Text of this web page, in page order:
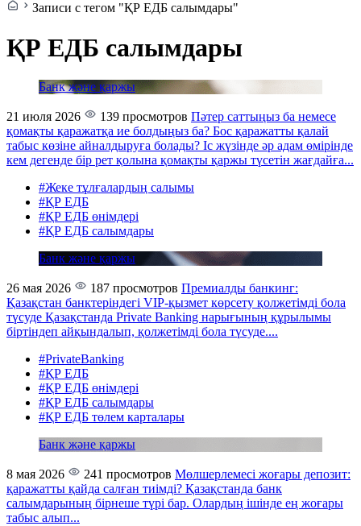
Записи с тегом "ҚР ЕДБ салымдары"
ҚР ЕДБ салымдары
Банк және қаржы
21 июля 2026 139 просмотров Пәтер саттыңыз ба немесе
қомақты қаражатқа ие болдыңыз ба? Бос қаражатты қалай
табыс көзіне айналдыруға болады? Іс жүзінде әр адам өмірінде
кем дегенде бір рет қолына қомақты қаржы түсетін жағдайға...
#Жеке тұлғалардың салымы
#ҚР ЕДБ
#ҚР ЕДБ өнімдері
#ҚР ЕДБ салымдары
Банк және қаржы
26 мая 2026 187 просмотров Премиалды банкинг:
Қазақстан банктеріндегі VIP-қызмет көрсету қолжетімді бола
түсуде Қазақстанда Private Banking нарығының құрылымы
біртіндеп айқындалып, қолжетімді бола түсуде....
#PrivateBanking
#ҚР ЕДБ
#ҚР ЕДБ өнімдері
#ҚР ЕДБ салымдары
#ҚР ЕДБ төлем карталары
Банк және қаржы
8 мая 2026 241 просмотров Мөлшерлемесі жоғары депозит:
қаражатты қайда салған тиімді? Қазақстанда банк
салымдарының бірнеше түрі бар. Олардың ішінде ең жоғары
табыс алып...